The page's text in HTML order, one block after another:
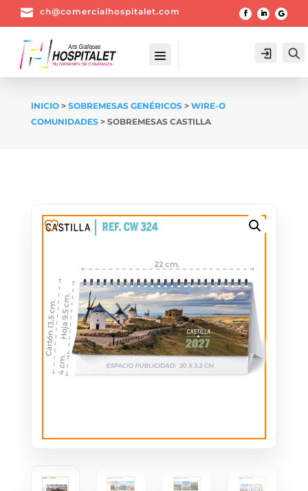
 ch@comercialhospitalet.com
Login
INICIO> SOBREMESAS GENÉRICOS> WIRE-O
COMUNIDADES> SOBREMESAS CASTILLA